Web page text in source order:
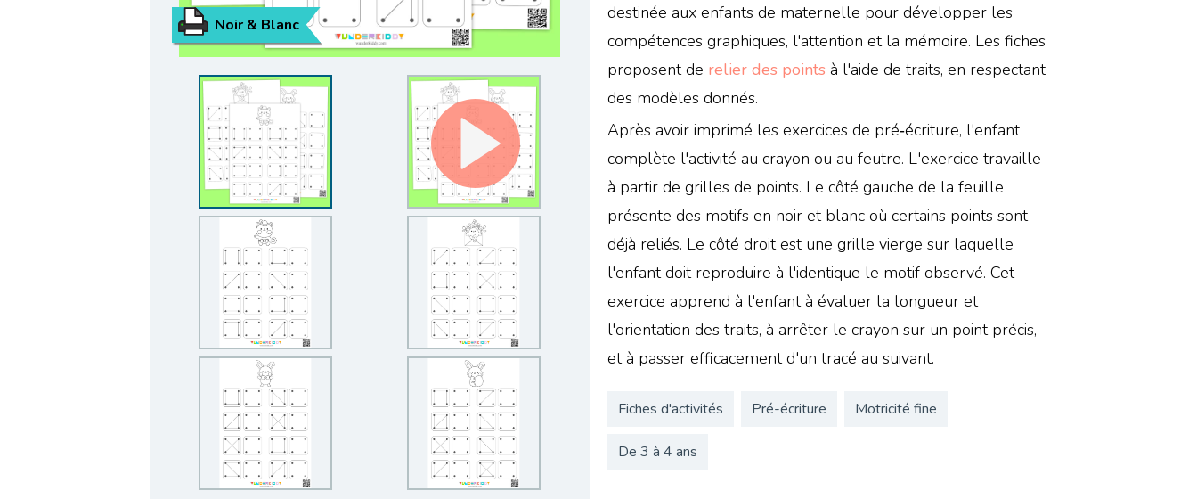
Noir & Blanc
destinée aux enfants de maternelle pour développer les
compétences graphiques, l'attention et la mémoire. Les fiches
proposent de relier des points à l'aide de traits, en respectant
des modèles donnés.
Après avoir imprimé les exercices de pré‑écriture, l'enfant
complète l'activité au crayon ou au feutre. L'exercice travaille
à partir de grilles de points. Le côté gauche de la feuille
présente des motifs en noir et blanc où certains points sont
déjà reliés. Le côté droit est une grille vierge sur laquelle
l'enfant doit reproduire à l'identique le motif observé. Cet
exercice apprend à l'enfant à évaluer la longueur et
l'orientation des traits, à arrêter le crayon sur un point précis,
et à passer efficacement d'un tracé au suivant.
Fiches d'activités Pré-écriture Motricité fine
De 3 à 4 ans